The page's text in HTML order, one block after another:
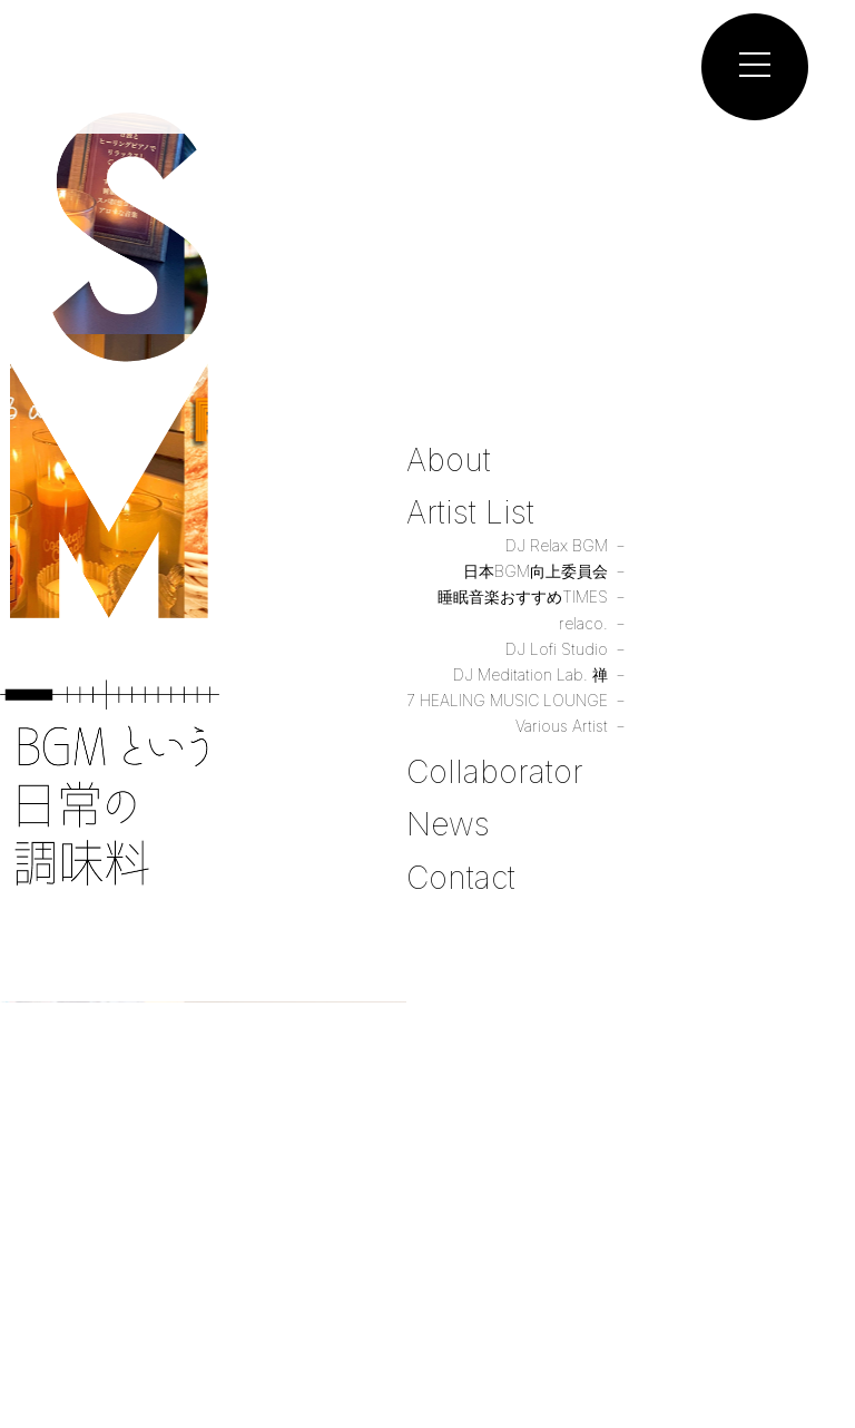
About
Artist List
DJ Relax BGM
日本BGM向上委員会
睡眠音楽おすすめTIMES
relaco.
DJ Lofi Studio
DJ Meditation Lab. 禅
7 HEALING MUSIC LOUNGE
Various Artist
Collaborator
News
Contact